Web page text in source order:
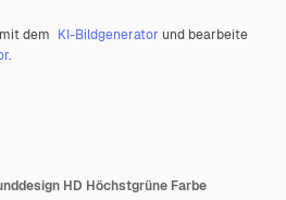
dem KI-Bildgenerator und bearbeite
.
HD Höchstgrüne Farbe